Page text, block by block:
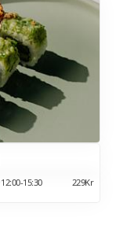
12:00-15:30 229Kr